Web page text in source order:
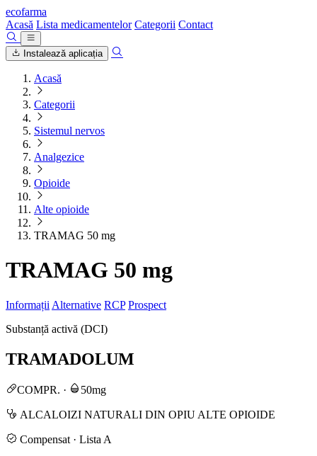
ecofarma
Acasă Lista medicamentelor Categorii Contact
Instalează aplicația
Acasă
Categorii
Sistemul nervos
Analgezice
Opioide
Alte opioide
TRAMAG 50 mg
TRAMAG 50 mg
Informații Alternative RCP Prospect
Substanță activă (DCI)
TRAMADOLUM
COMPR. · 50mg
ALCALOIZI NATURALI DIN OPIU ALTE OPIOIDE
Compensat · Lista A